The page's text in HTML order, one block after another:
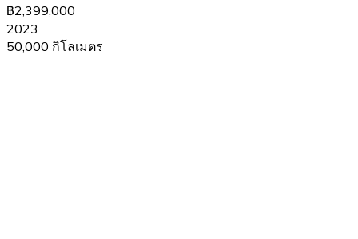
฿2,399,000
2023
50,000 กิโลเมตร